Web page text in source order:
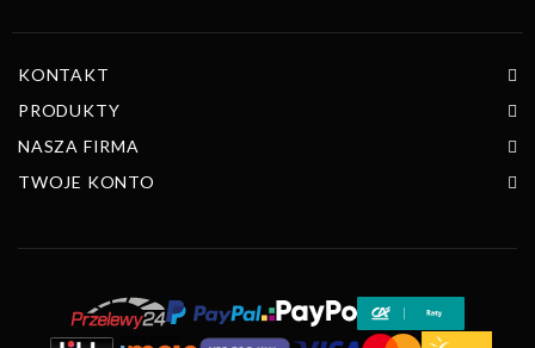
KONTAKT
PRODUKTY
NASZA FIRMA
TWOJE KONTO